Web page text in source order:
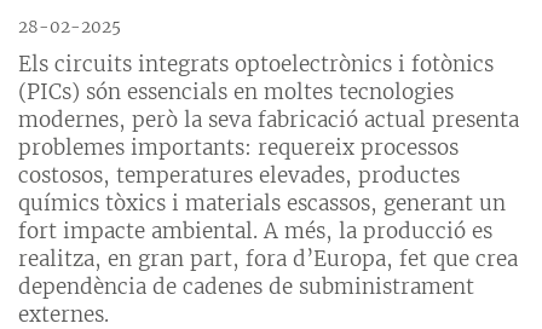
28-02-2025
Els circuits integrats optoelectrònics i fotònics
(PICs) són essencials en moltes tecnologies
modernes, però la seva fabricació actual presenta
problemes importants: requereix processos
costosos, temperatures elevades, productes
químics tòxics i materials escassos, generant un
fort impacte ambiental. A més, la producció es
realitza, en gran part, fora d’Europa, fet que crea
dependència de cadenes de subministrament
externes.